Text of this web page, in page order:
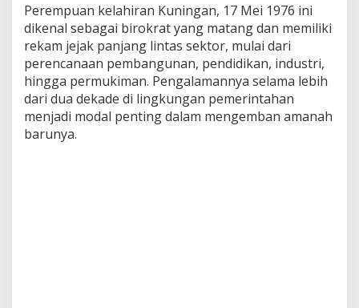
Perempuan kelahiran Kuningan, 17 Mei 1976 ini
dikenal sebagai birokrat yang matang dan memiliki
rekam jejak panjang lintas sektor, mulai dari
perencanaan pembangunan, pendidikan, industri,
hingga permukiman. Pengalamannya selama lebih
dari dua dekade di lingkungan pemerintahan
menjadi modal penting dalam mengemban amanah
barunya.